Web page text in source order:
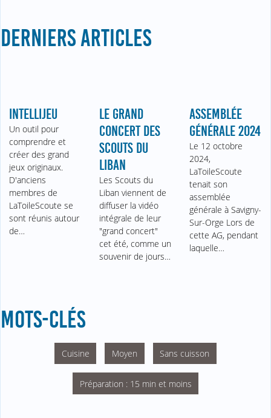
DERNIERS ARTICLES
INTELLIJEU
Un outil pour
comprendre et
créer des grand
jeux originaux.
D'anciens
membres de
LaToileScoute se
sont réunis autour
de…
LE GRAND
CONCERT DES
SCOUTS DU
LIBAN
Les Scouts du
Liban viennent de
diffuser la vidéo
intégrale de leur
"grand concert"
cet été, comme un
souvenir de jours…
ASSEMBLÉE
GÉNÉRALE 2024
Le 12 octobre
2024,
LaToileScoute
tenait son
assemblée
générale à Savigny-
Sur-Orge Lors de
cette AG, pendant
laquelle…
MOTS-CLÉS
Cuisine Moyen Sans cuisson
Préparation : 15 min et moins